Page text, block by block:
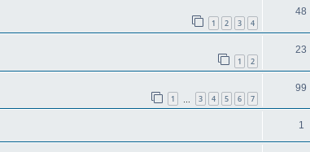
1 2 3 4
48
1 2
23
1 3 4 5 6 7
99
1